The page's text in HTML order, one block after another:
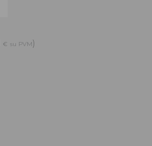
€ su PVM)